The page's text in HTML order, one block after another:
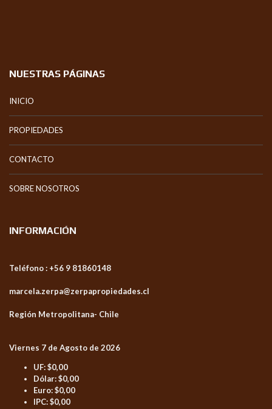
NUESTRAS PÁGINAS
INICIO
PROPIEDADES
CONTACTO
SOBRE NOSOTROS
INFORMACIÓN
Teléfono : +56 9 81860148
marcela.zerpa@zerpapropiedades.cl
Región Metropolitana- Chile
Viernes 7 de Agosto de 2026
UF:$0,00
Dólar:$0,00
Euro:$0,00
IPC:$0,00